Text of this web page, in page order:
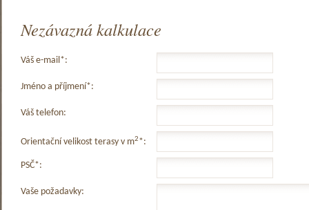
Nezávazná kalkulace
Váš e-mail*:
Jméno a příjmení*:
Váš telefon:
Orientační velikost terasy v m2*:
PSČ*:
Vaše požadavky: